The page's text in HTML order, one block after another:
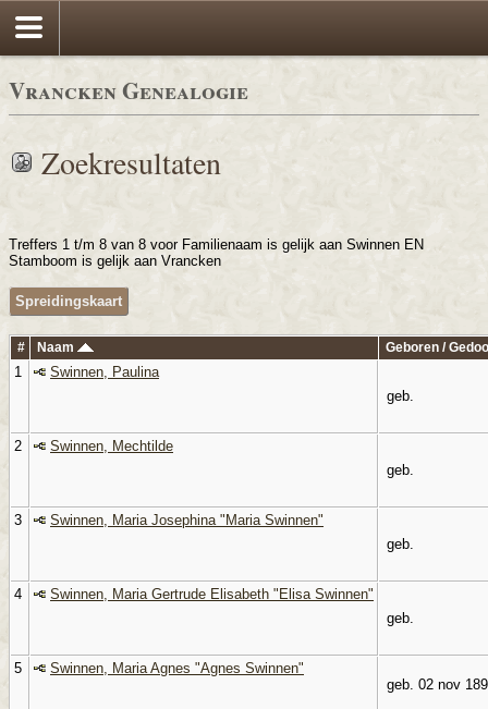
Vrancken Genealogie
Zoekresultaten
Treffers 1 t/m 8 van 8 voor Familienaam is gelijk aan Swinnen EN
Stamboom is gelijk aan Vrancken
Spreidingskaart
# Naam Geboren /
1
Swinnen, Paulina
geb.
2
Swinnen, Mechtilde
geb.
3
Swinnen, Maria Josephina "Maria Swinnen"
geb.
4
Swinnen, Maria Gertrude Elisabeth "Elisa Swinnen"
geb.
5
Swinnen, Maria Agnes "Agnes Swinnen"
geb. 02 nov